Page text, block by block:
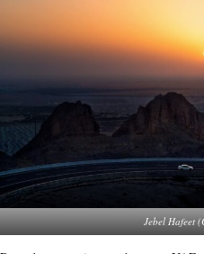
Jebel Hafeet